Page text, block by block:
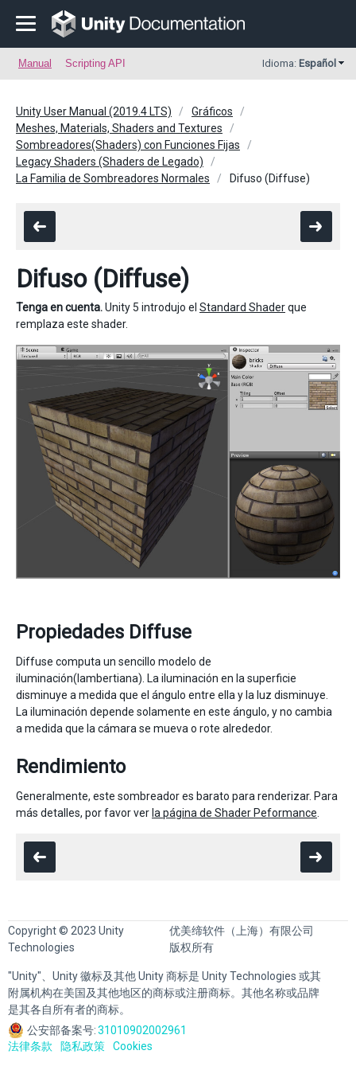
Manual Scripting API Idioma: Español
Unity User Manual (2019.4 LTS)
Gráficos
Meshes, Materials, Shaders and Textures
Sombreadores(Shaders) con Funciones Fijas
Legacy Shaders (Shaders de Legado)
La Familia de Sombreadores Normales
Difuso (Diffuse)
Difuso (Diffuse)
Tenga en cuenta.Unity 5 introdujo el Standard Shaderque
remplaza este shader.
Propiedades Diffuse
Diffuse computa un sencillo modelo de
iluminación(lambertiana). La iluminación en la superficie
disminuye a medida que el ángulo entre ella y la luz disminuye.
La iluminación depende solamente en este ángulo, y no cambia
a medida que la cámara se mueva o rote alrededor.
Rendimiento
Generalmente, este sombreador es barato para renderizar. Para
más detalles, por favor ver la página de Shader Peformance
Copyright © 2023 Unity
Technologies
优美缔软件（上海）有限公司
版权所有
"Unity"、Unity 徽标及其他 Unity 商标是 Unity Technologies 或其
附属机构在美国及其他地区的商标或注册商标。其他名称或品牌
是其各自所有者的商标。
公安部备案号:31010902002961
法律条款
隐私政策 Cookies